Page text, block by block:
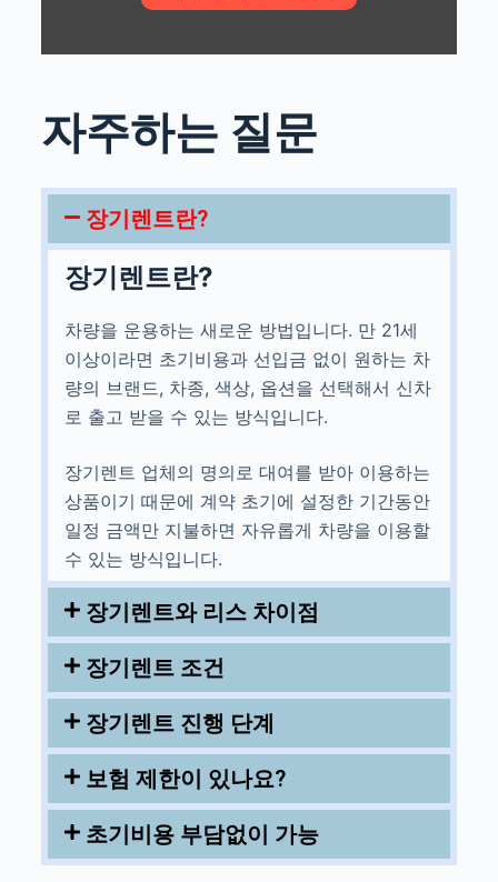
자주하는 질문
장기렌트란?
장기렌트란?
차량을 운용하는 새로운 방법입니다. 만 21세
이상이라면 초기비용과 선입금 없이 원하는 차
량의 브랜드, 차종, 색상, 옵션을 선택해서 신차
로 출고 받을 수 있는 방식입니다.
장기렌트 업체의 명의로 대여를 받아 이용하는
상품이기 때문에 계약 초기에 설정한 기간동안
일정 금액만 지불하면 자유롭게 차량을 이용할
수 있는 방식입니다.
장기렌트와 리스 차이점
장기렌트 조건
장기렌트 진행 단계
보험 제한이 있나요?
초기비용 부담없이 가능